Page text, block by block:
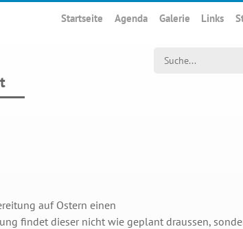
Startseite Agenda Galerie Links
auf Ostern einen
findet dieser nicht wie geplant draussen,